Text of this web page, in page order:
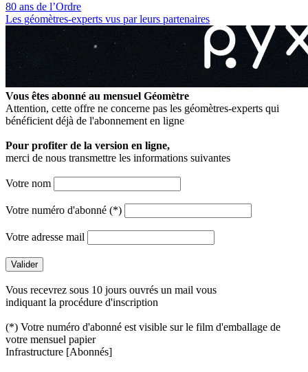
80 ans de l’Ordre
Les géomètres‑experts vus par leurs partenaires
Vous êtes abonné au mensuel Géomètre
Attention, cette offre ne concerne pas les géomètres-experts qui
bénéficient déjà de l'abonnement en ligne
Pour profiter de la version en ligne,
merci de nous transmettre les informations suivantes
Votre nom
Votre numéro d'abonné (*)
Votre adresse mail
Vous recevrez sous 10 jours ouvrés un mail vous
indiquant la procédure d'inscription
(*) Votre numéro d'abonné est visible sur le film d'emballage de
votre mensuel papier
Infrastructure [Abonnés]